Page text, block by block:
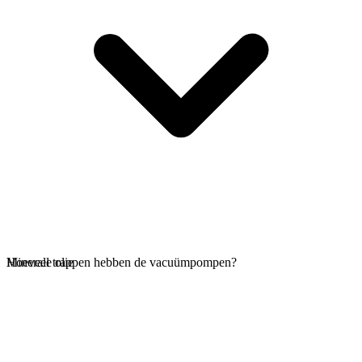
Minerale olie
Hoeveel trappen hebben de vacuümpompen?